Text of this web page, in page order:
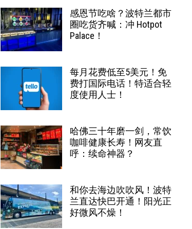
感恩节吃啥？波特兰都市
圈吃货齐喊：冲 Hotpot
Palace！
每月花费低至5美元！免
费打国际电话！特适合轻
度使用人士！
哈佛三十年磨一剑，常饮
咖啡健康长寿！网友直
呼：续命神器？
和你去海边吹吹风！波特
兰直达快巴开通！阳光正
好微风不燥！